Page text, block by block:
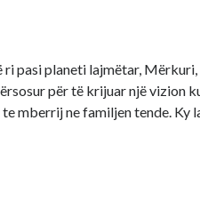
pasi planeti lajmëtar, Mërkuri,
për të krijuar një vizion
mberrij ne familjen tende. Ky